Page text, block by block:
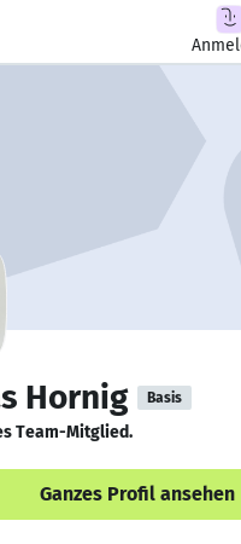
Hornig Basis
Team-Mitglied.
Ganzes Profil ansehen